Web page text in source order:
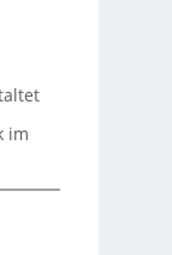
im